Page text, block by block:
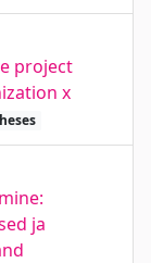
project
x
ja